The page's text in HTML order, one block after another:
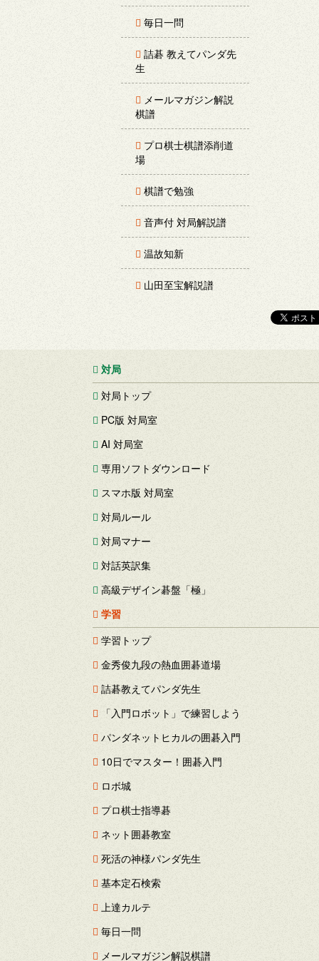
毎日一問
詰碁 教えてパンダ先
生
メールマガジン解説
棋譜
プロ棋士棋譜添削道
場
棋譜で勉強
音声付 対局解説譜
温故知新
山田至宝解説譜
対局
対局トップ
PC版 対局室
AI 対局室
専用ソフトダウンロード
スマホ版 対局室
対局ルール
対局マナー
対話英訳集
高級デザイン碁盤「極」
学習
学習トップ
金秀俊九段の熱血囲碁道場
詰碁教えてパンダ先生
「入門ロボット」で練習しよう
パンダネットヒカルの囲碁入門
10日でマスター！囲碁入門
ロボ城
プロ棋士指導碁
ネット囲碁教室
死活の神様パンダ先生
基本定石検索
上達カルテ
毎日一問
メールマガジン解説棋譜